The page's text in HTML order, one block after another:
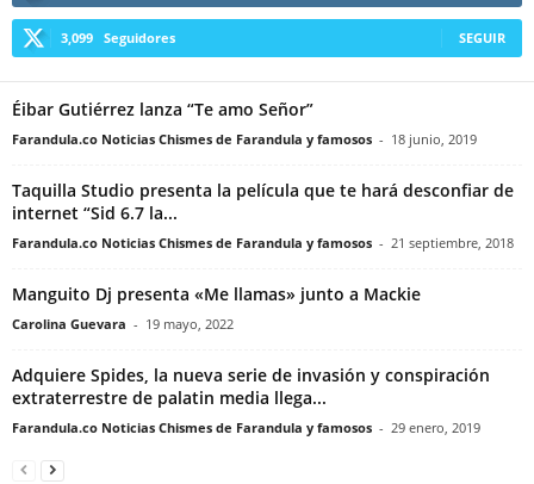
3,099 Seguidores SEGUIR
Éibar Gutiérrez lanza “Te amo Señor”
Farandula.co Noticias Chismes de Farandula y famosos - 18 junio, 2019
Taquilla Studio presenta la película que te hará desconfiar de
internet “Sid 6.7 la...
Farandula.co Noticias Chismes de Farandula y famosos - 21 septiembre, 2018
Manguito Dj presenta «Me llamas» junto a Mackie
Carolina Guevara - 19 mayo, 2022
Adquiere Spides, la nueva serie de invasión y conspiración
extraterrestre de palatin media llega...
Farandula.co Noticias Chismes de Farandula y famosos - 29 enero, 2019